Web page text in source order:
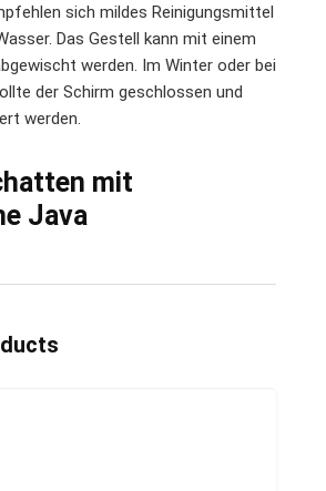
sich mildes Reinigungsmittel
Das Gestell kann mit einem
werden. Im Winter oder bei
der Schirm geschlossen und
werden.
mit
Java